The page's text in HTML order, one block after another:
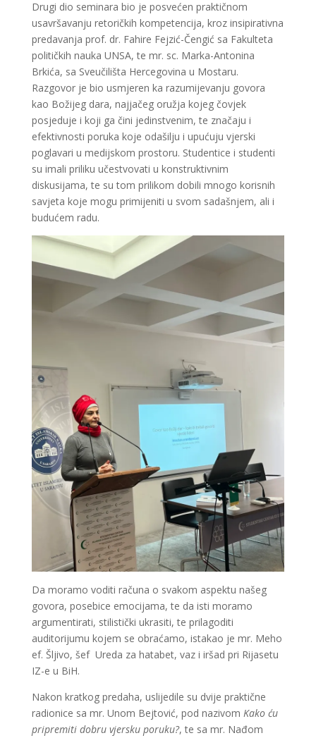
Drugi dio seminara bio je posvećen praktičnom
usavršavanju retoričkih kompetencija, kroz insipirativna
predavanja prof. dr. Fahire Fejzić-Čengić sa Fakulteta
političkih nauka UNSA, te mr. sc. Marka-Antonina
Brkića, sa Sveučilišta Hercegovina u Mostaru.
Razgovor je bio usmjeren ka razumijevanju govora
kao Božijeg dara, najjačeg oružja kojeg čovjek
posjeduje i koji ga čini jedinstvenim, te značaju i
efektivnosti poruka koje odašilju i upućuju vjerski
poglavari u medijskom prostoru. Studentice i studenti
su imali priliku učestvovati u konstruktivnim
diskusijama, te su tom prilikom dobili mnogo korisnih
savjeta koje mogu primijeniti u svom sadašnjem, ali i
budućem radu.
Da moramo voditi računa o svakom aspektu našeg
govora, posebice emocijama, te da isti moramo
argumentirati, stilistički ukrasiti, te prilagoditi
auditorijumu kojem se obraćamo, istakao je mr. Meho
ef. Šljivo, šef Ureda za hatabet, vaz i iršad pri Rijasetu
IZ-e u BiH.
Nakon kratkog predaha, uslijedile su dvije praktične
radionice sa mr. Unom Bejtović, pod nazivom Kako ću
pripremiti dobru vjersku poruku?, te sa mr. Nađom